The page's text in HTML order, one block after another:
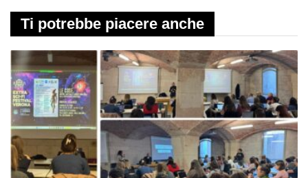
Ti potrebbe piacere anche